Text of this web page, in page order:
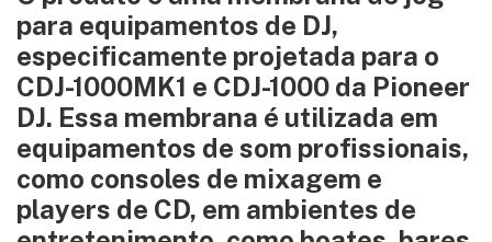
para equipamentos de DJ,
especificamente projetada para o
CDJ-1000MK1 e CDJ-1000 da Pioneer
DJ. Essa membrana é utilizada em
equipamentos de som profissionais,
como consoles de mixagem e
players de CD, em ambientes de